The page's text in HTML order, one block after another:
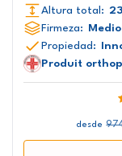
Altura total:
Firmeza:
Propiedad:
Produit
desde